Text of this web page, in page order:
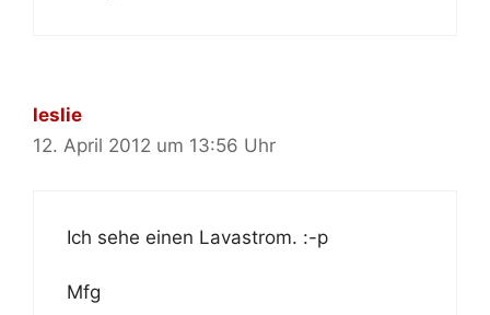
leslie
12. April 2012 um 13:56 Uhr
Ich sehe einen Lavastrom. :-p
Mfg